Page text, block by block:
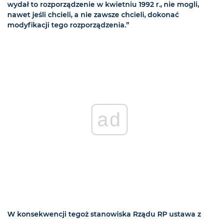
wydał to rozporządzenie w kwietniu 1992 r., nie mogli,
nawet jeśli chcieli, a nie zawsze chcieli, dokonać
modyfikacji tego rozporządzenia.”
ad
W konsekwencji tegoż stanowiska Rządu RP ustawa z